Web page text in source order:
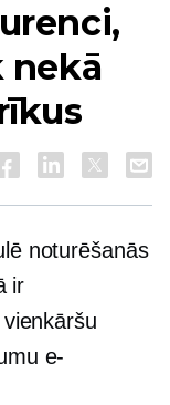
nekā
noturēšanās
ir
e-